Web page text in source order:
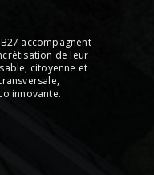
accompagnent
de leur
citoyenne et
innovante.